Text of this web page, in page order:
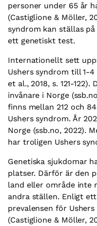
personer under 65 år
(Castiglione & Möller,
syndrom kan ställas
ett genetiskt test.
Internationellt sett
Ushers syndrom till 1-
et al., 2018, s. 121-
invånare i Norge
finns mellan 212 och
Ushers syndrom. År
Norge (ssb.no, 2022).
har troligen Ushers
Genetiska sjukdomar
platser. Därför är den
land eller område inte
andra ställen. Enligt
prevalensen för
(Castiglione & Möller,